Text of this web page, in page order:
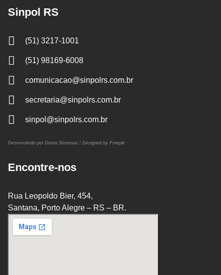
Sinpol RS
(51) 3217-1001
(51) 98169-6008
comunicacao@sinpolrs.com.br
secretaria@sinpolrs.com.br
sinpol@sinpolrs.com.br
Desenvolvido por Direta Sistemas / Designed by Freepik
Encontre-nos
Rua Leopoldo Bier, 454,
Santana, Porto Alegre – RS – BR.